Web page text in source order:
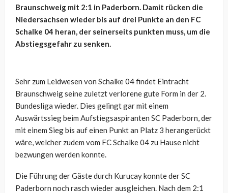
Braunschweig mit 2:1 in Paderborn. Damit rücken die
Niedersachsen wieder bis auf drei Punkte an den FC
Schalke 04 heran, der seinerseits punkten muss, um die
Abstiegsgefahr zu senken.
Sehr zum Leidwesen von Schalke 04 findet Eintracht
Braunschweig seine zuletzt verlorene gute Form in der 2.
Bundesliga wieder. Dies gelingt gar mit einem
Auswärtssieg beim Aufstiegsaspiranten SC Paderborn, der
mit einem Sieg bis auf einen Punkt an Platz 3 herangerückt
wäre, welcher zudem vom FC Schalke 04 zu Hause nicht
bezwungen werden konnte.
Die Führung der Gäste durch Kurucay konnte der SC
Paderborn noch rasch wieder ausgleichen. Nach dem 2:1